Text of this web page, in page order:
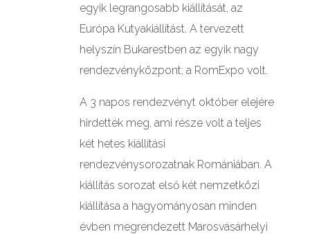
egyik legrangosabb kiállítását, az
Európa Kutyakiállítást. A tervezett
helyszín Bukarestben az egyik nagy
rendezvényközpont, a RomExpo volt.
A 3 napos rendezvényt október elejére
hirdették meg, ami része volt a teljes
két hetes kiállítási
rendezvénysorozatnak Romániában. A
kiállítás sorozat első két nemzetközi
kiállítása a hagyományosan minden
évben megrendezett Marosvásárhelyi